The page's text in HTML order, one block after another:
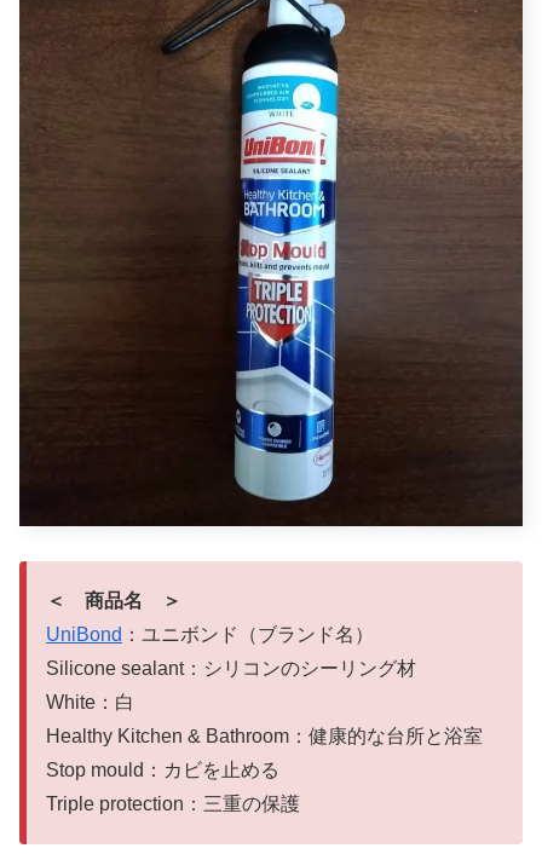
＜ 商品名 ＞
UniBond ：ユニボンド（ブランド名）
Silicone sealant：シリコンのシーリング材
White：白
Healthy Kitchen & Bathroom：健康的な台所と浴室
Stop mould：カビを止める
Triple protection：三重の保護